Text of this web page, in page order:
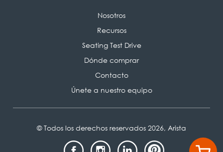
Nosotros
Recursos
Seating Test Drive
Dónde comprar
Contacto
Únete a nuestro equipo
© Todos los derechos reservados 2026, Arista